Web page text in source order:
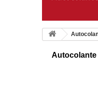
Autocolante